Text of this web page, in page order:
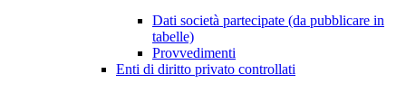
Dati società partecipate (da pubblicare in
tabelle)
Provvedimenti
Enti di diritto privato controllati